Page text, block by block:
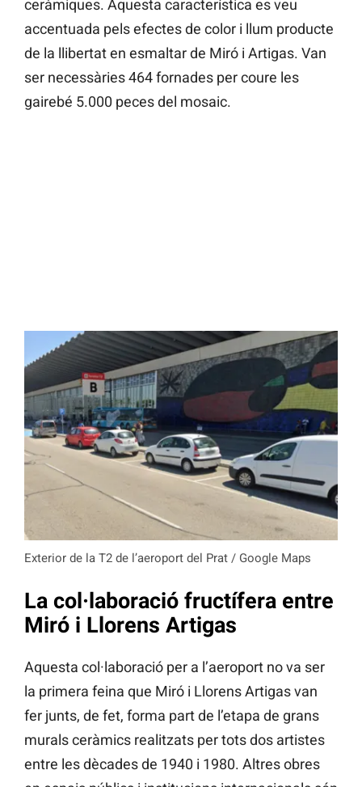
ceràmiques. Aquesta característica es veu
accentuada pels efectes de color i llum producte
de la llibertat en esmaltar de Miró i Artigas. Van
ser necessàries 464 fornades per coure les
gairebé 5.000 peces del mosaic.
Exterior de la T2 de l’aeroport del Prat / Google Maps
La col·laboració fructífera entre
Miró i Llorens Artigas
Aquesta col·laboració per a l’aeroport no va ser
la primera feina que Miró i Llorens Artigas van
fer junts, de fet, forma part de l’etapa de grans
murals ceràmics realitzats per tots dos artistes
entre les dècades de 1940 i 1980. Altres obres